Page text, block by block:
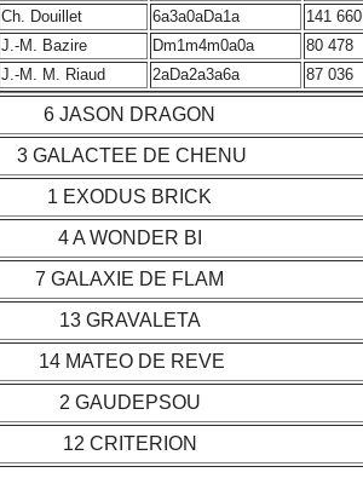
Ch. Douillet 6a3a0aDa1a
141 660
J.-M. Bazire Dm1m4m0a0a
80 478
J.-M. M. Riaud 2aDa2a3a6a 87 036
6 JASON DRAGON
3 GALACTEE DE CHENU
1 EXODUS BRICK
4 A WONDER BI
7 GALAXIE DE FLAM
13 GRAVALETA
14 MATEO DE REVE
2 GAUDEPSOU
12 CRITERION